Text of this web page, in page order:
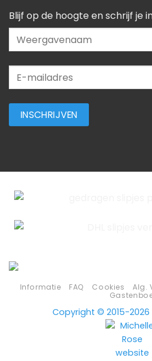
Blijf op de hoogte en schrijf je
Informatie FAQ Cookies Alg.
Copyright © 2015-2026